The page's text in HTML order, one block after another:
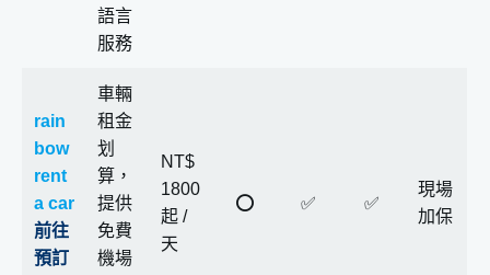
Step 3 結束福岡租車自駕旅程
福岡租車 注意事項
1.交通規範 / 交通罰金
2.交通號誌
3.車用導航設定
4.福岡加油站介紹
福岡租車 常見問題
1.要幾歲才可以在福岡租車？
語言
服務
rain
bow
rent
a car
前往
預訂
車輛
租金
划
算，
提供
免費
機場
NT$
1800
起 /
天
⭕️ ✅ ✅
現場
加保